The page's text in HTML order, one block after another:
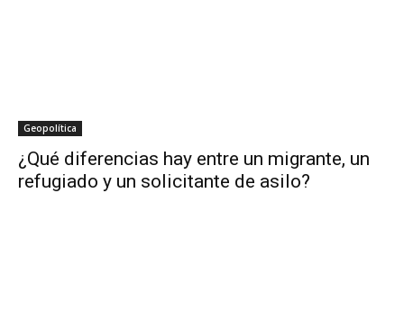
Geopolítica
¿Qué diferencias hay entre un migrante, un
refugiado y un solicitante de asilo?